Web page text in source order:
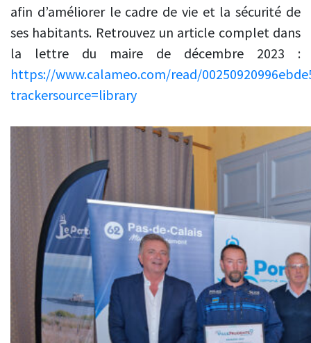
afin d’améliorer le cadre de vie et la sécurité de
ses habitants. Retrouvez un article complet dans
la lettre du maire de décembre 2023 :
https://www.calameo.com/read/
trackersource=library